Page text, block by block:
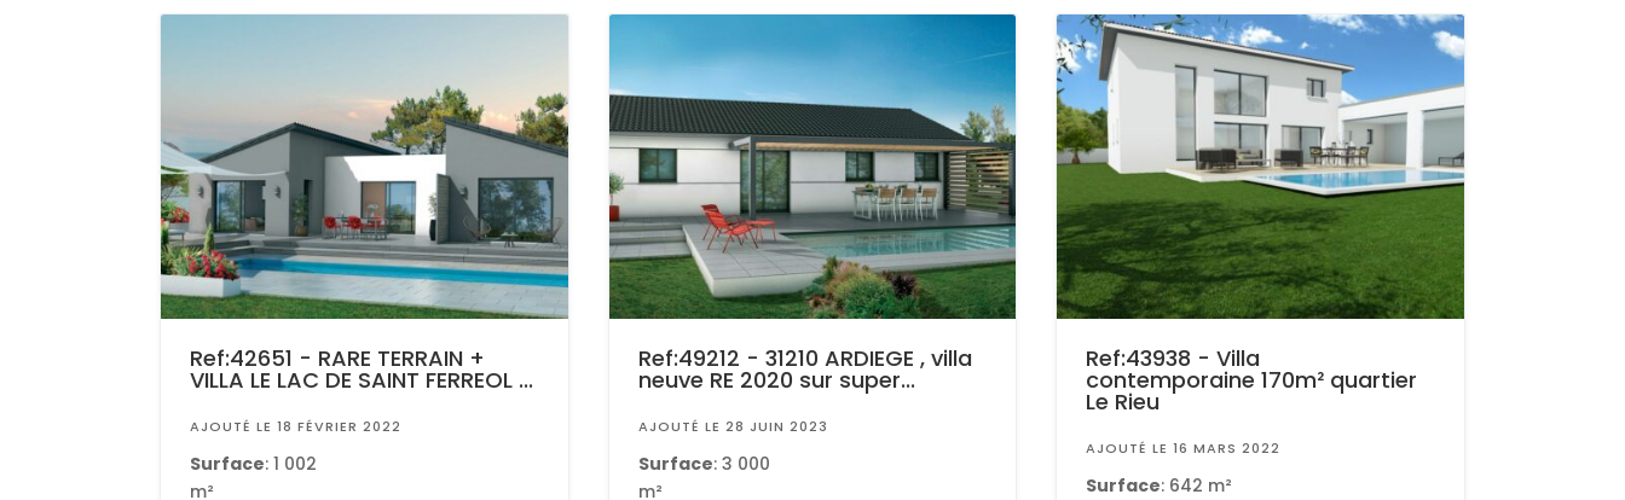
Ref:42651 - RARE TERRAIN +
VILLA LE LAC DE SAINT FERREOL ...
AJOUTÉ LE 18 FÉVRIER 2022
Surface: 1 002
m²
Ref:49212 - 31210 ARDIEGE , villa
neuve RE 2020 sur super...
AJOUTÉ LE 28 JUIN 2023
Surface: 3 000
m²
Ref:43938 - Villa
contemporaine 170m² quartier
Le Rieu
AJOUTÉ LE 16 MARS 2022
Surface: 642 m²